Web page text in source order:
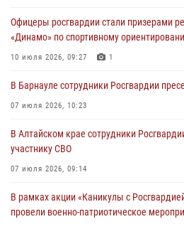
Офицеры росгвардии стали призерами
«Динамо» по спортивному
10 июля 2026, 09:27 1
В Барнауле сотрудники Росгвардии
07 июля 2026, 10:23
В Алтайском крае сотрудники
участнику СВО
07 июля 2026, 09:14
В рамках акции «Каникулы с
провели военно-патриотическое